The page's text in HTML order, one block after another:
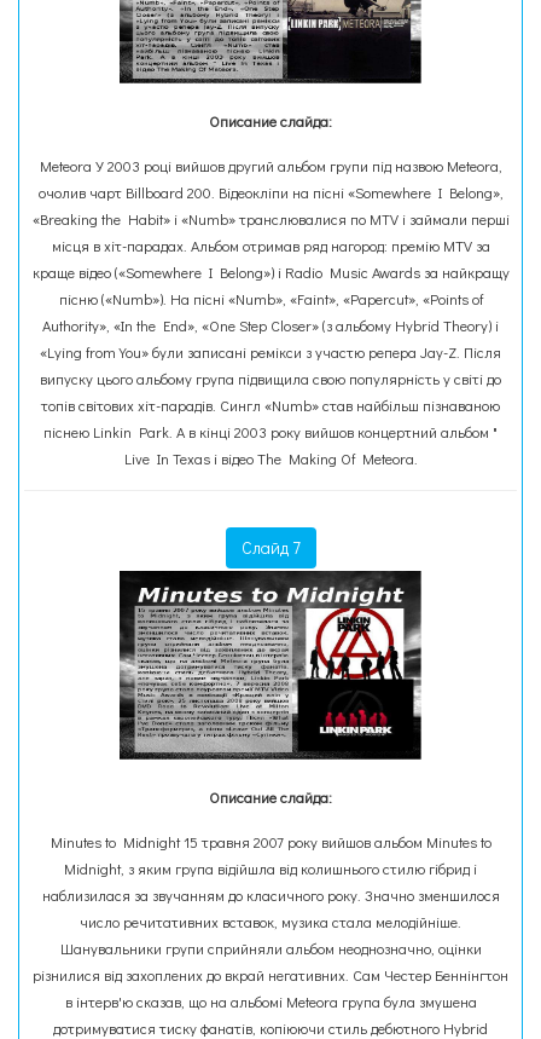
Описание слайда:
Meteora У 2003 році вийшов другий альбом групи під назвою Meteora,
очолив чарт Billboard 200. Відеокліпи на пісні «Somewhere I Belong»,
«Breaking the Habit» і «Numb» транслювалися по MTV і займали перші
місця в хіт-парадах. Альбом отримав ряд нагород: премію MTV за
краще відео («Somewhere I Belong») і Radio Music Awards за найкращу
пісню («Numb»). На пісні «Numb», «Faint», «Papercut», «Points of
Authority», «In the End», «One Step Closer» (з альбому Hybrid Theory) і
«Lying from You» були записані ремікси з участю репера Jay-Z. Після
випуску цього альбому група підвищила свою популярність у світі до
топів світових хіт-парадів. Сингл «Numb» став найбільш пізнаваною
піснею Linkin Park. А в кінці 2003 року вийшов концертний альбом "
Live In Texas і відео The Making Of Meteora.
Слайд 7
Описание слайда:
Minutes to Midnight 15 травня 2007 року вийшов альбом Minutes to
Midnight, з яким група відійшла від колишнього стилю гібрид і
наблизилася за звучанням до класичного року. Значно зменшилося
число речитативних вставок, музика стала мелодійніше.
Шанувальники групи сприйняли альбом неоднозначно, оцінки
різнилися від захоплених до вкрай негативних. Сам Честер Беннінгтон
в інтерв'ю сказав, що на альбомі Meteora група була змушена
дотримуватися тиску фанатів, копіюючи стиль дебютного Hybrid